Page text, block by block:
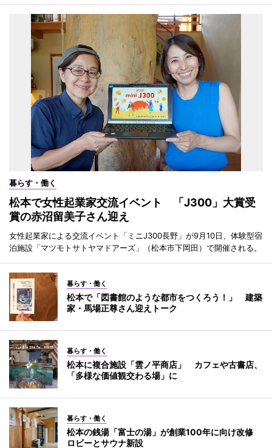
暮らす・働く
松本で女性起業家交流イベント 「J300」大賞受
賞の赤沼留美子さん迎え
女性起業家による交流イベント「ミニJ300長野」が9月10日、体験型宿
泊施設「マツモトサトヤマドアーズ」（松本市下岡田）で開催される。
暮らす・働く
松本で「図書館のような都市をつくろう！」 建築
家・馬場正尊さん迎えトーク
暮らす・働く
松本に複合施設「雲ノ平商店」 カフェや古書店、
「多様な価値観交わる場」に
暮らす・働く
松本の銭湯「富士の湯」が創業100年に向け改修
ロビーとサウナ新設